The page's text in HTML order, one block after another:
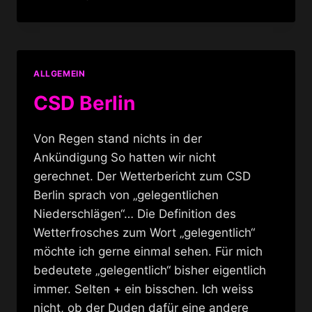
BERLIN
ALLGEMEIN
CSD Berlin
Von Regen stand nichts in der
Ankündigung So hatten wir nicht
gerechnet. Der Wetterbericht zum CSD
Berlin sprach von „gelegentlichen
Niederschlägen“… Die Definition des
Wetterfrosches zum Wort „gelegentlich“
möchte ich gerne einmal sehen. Für mich
bedeutete „gelegentlich“ bisher eigentlich
immer. Selten + ein bisschen. Ich weiss
nicht, ob der Duden dafür eine andere